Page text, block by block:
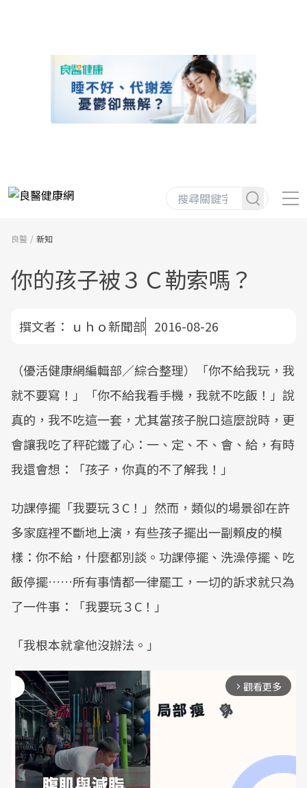
良醫 新知
你的孩子被３Ｃ勒索嗎？
撰文者： ｕｈｏ新聞部 2016-08-26
（優活健康網編輯部／綜合整理）「你不給我玩，我
就不要寫！」「你不給我看手機，我就不吃飯！」說
真的，我不吃這一套，尤其當孩子脫口這麼說時，更
會讓我吃了秤砣鐵了心：一、定、不、會、給，有時
我還會想：「孩子，你真的不了解我！」
功課停擺「我要玩３C！」然而，類似的場景卻在許
多家庭裡不斷地上演，有些孩子擺出一副賴皮的模
樣：你不給，什麼都別談。功課停擺、洗澡停擺、吃
飯停擺……所有事情都一律罷工，一切的訴求就只為
了一件事：「我要玩３C！」
「我根本就拿他沒辦法。」
arrow_forward_ios 觀看更多